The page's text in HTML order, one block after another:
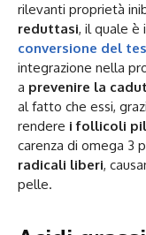
rilevanti proprietà
reduttasi, il quale è
conversione del
integrazione nella
a prevenire la
al fatto che essi,
rendere i follicoli
carenza di omega 3
radicali liberi,
pelle.